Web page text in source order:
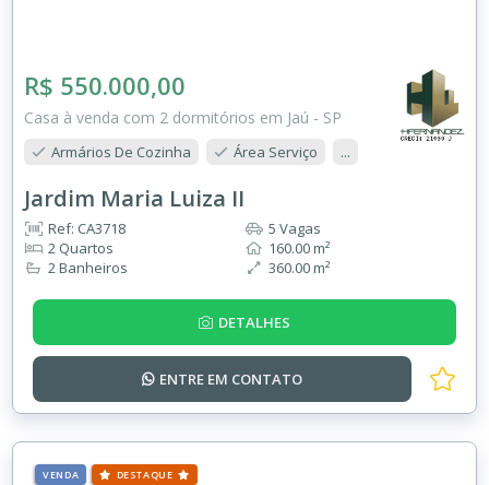
R$ 550.000,00
Casa à venda com 2 dormitórios em Jaú - SP
Armários De Cozinha Área Serviço ...
Jardim Maria Luiza II
Ref: CA3718
2 Quartos
2 Banheiros
5 Vagas
160.00 m²
360.00 m²
DETALHES
ENTRE EM CONTATO
VENDA DESTAQUE